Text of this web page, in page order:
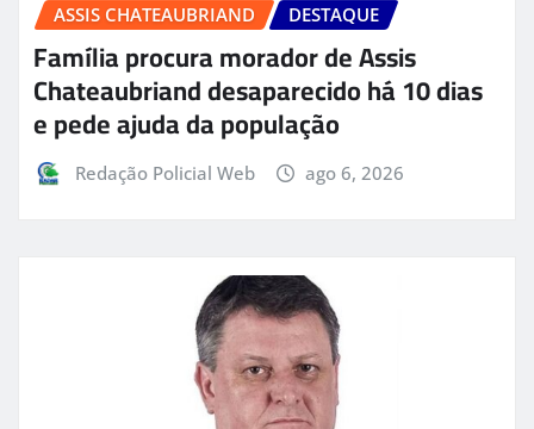
ASSIS CHATEAUBRIAND DESTAQUE
Família procura morador de Assis
Chateaubriand desaparecido há 10 dias
e pede ajuda da população
Redação Policial Web ago 6, 2026